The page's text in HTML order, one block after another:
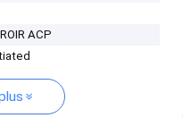
ACP